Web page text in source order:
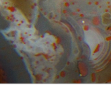
Zum
Inhalt
springen